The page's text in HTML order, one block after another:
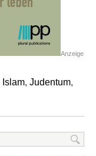
Anzeige
Islam, Judentum,